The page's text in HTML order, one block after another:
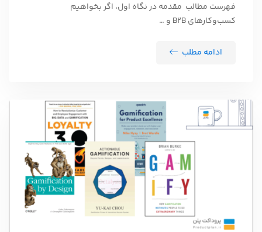
فهرست مطالب مقدمه در نگاه اول، اگر بخواهیم
کسب‌وکارهای B2B و …
ادامه مطلب